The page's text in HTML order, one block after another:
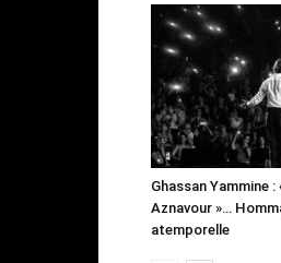
Ghassan Yammine :
Aznavour »…
atemporelle